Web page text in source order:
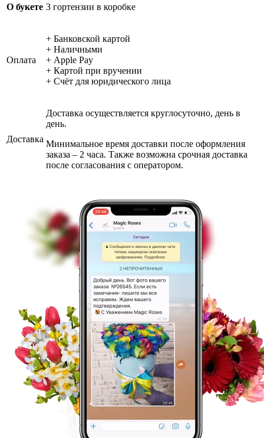
О букете 3 гортензии в коробке
Оплата
+ Банковской картой
+ Наличными
+ Apple Pay
+ Картой при вручении
+ Счёт для юридического лица
Доставка
Доставка осуществляется круглосуточно, день в
день.
Минимальное время доставки после оформления
заказа – 2 часа. Также возможна срочная доставка
после согласования с оператором.